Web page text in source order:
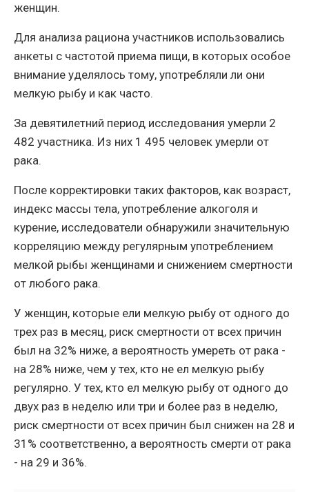
женщин.
Для анализа рациона участников использовались
анкеты с частотой приема пищи, в которых особое
внимание уделялось тому, употребляли ли они
мелкую рыбу и как часто.
За девятилетний период исследования умерли 2
482 участника. Из них 1 495 человек умерли от
рака.
После корректировки таких факторов, как возраст,
индекс массы тела, употребление алкоголя и
курение, исследователи обнаружили значительную
корреляцию между регулярным употреблением
мелкой рыбы женщинами и снижением смертности
от любого рака.
У женщин, которые ели мелкую рыбу от одного до
трех раз в месяц, риск смертности от всех причин
был на 32% ниже, а вероятность умереть от рака -
на 28% ниже, чем у тех, кто не ел мелкую рыбу
регулярно. У тех, кто ел мелкую рыбу от одного до
двух раз в неделю или три и более раз в неделю,
риск смертности от всех причин был снижен на 28 и
31% соответственно, а вероятность смерти от рака
- на 29 и 36%.